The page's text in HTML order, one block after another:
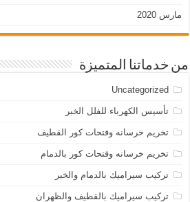
مارس 2020
من خدماتنا المتميزة
Uncategorized
تأسيس الكهرباء للفلل الخبر
تخريم خرسانه وفتحات كور القطيف
تخريم خرسانه وفتحات كور بالدمام
تركيب سيراميك بالدمام والخبر
تركيب سيراميك بالقطيف والظهران